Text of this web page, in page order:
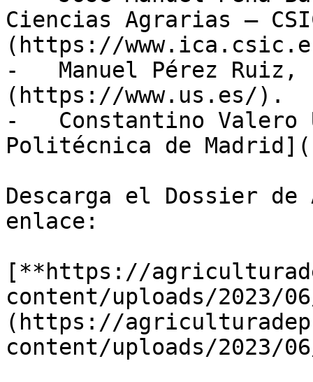
Ciencias Agrarias –
(https://
-   Manuel Pérez
(https://www.us.es/).
-   Constantino Valero
Politécnica de
Descarga el Dossier de
enlace:
[**https://
content/uploads/2023/
(https://
content/uploads/2023/